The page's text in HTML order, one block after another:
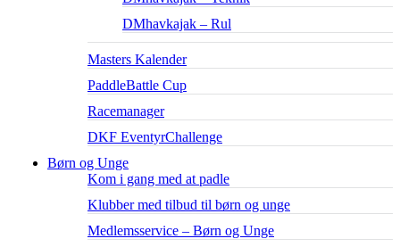
DMhavkajak – Rul
Masters Kalender
PaddleBattle Cup
Racemanager
DKF EventyrChallenge
Børn og Unge
Kom i gang med at padle
Klubber med tilbud til børn og unge
Medlemsservice – Børn og Unge